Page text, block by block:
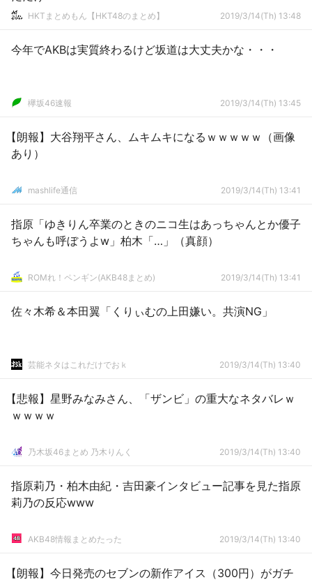
HKTまとめもん【HKT48のまとめ】 2019/3/14(Th) 13:48
今年でAKBは実質終わるけど坂道は大丈夫かな・・・
欅坂46速報 2019/3/14(Th) 13:45
【朗報】大谷翔平さん、ムキムキになるｗｗｗｗｗ（画像
あり）
mashlife通信 2019/3/14(Th) 13:41
指原「ゆきりん卒業のときのニコ生はあっちゃんとか優子
ちゃんも呼ぼうよw」柏木「…」（真顔）
ROMれ！ペンギン(AKB48まとめ) 2019/3/14(Th) 13:41
佐々木希＆本田翼「くりぃむの上田嫌い。共演NG」
芸能ネタはこれだけでおｋ 2019/3/14(Th) 13:40
【悲報】星野みなみさん、「ザンビ」の重大なネタバレｗ
ｗｗｗｗ
乃木坂46まとめ 乃木りんく 2019/3/14(Th) 13:40
指原莉乃・柏木由紀・吉田豪インタビュー記事を見た指原
莉乃の反応www
AKB48情報まとめたった 2019/3/14(Th) 13:40
【朗報】今日発売のセブンの新作アイス（300円）がガチ